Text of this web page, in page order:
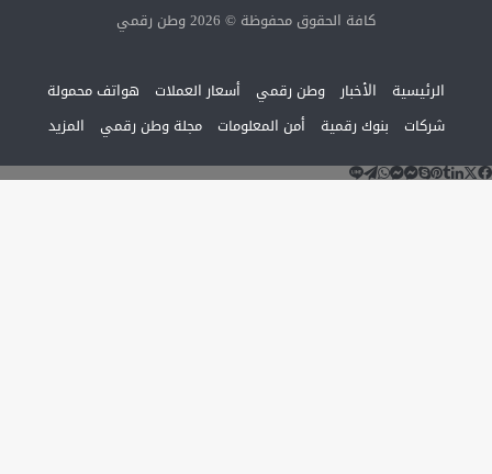
كافة الحقوق محفوظة © 2026 وطن رقمي
الرئيسية الأخبار وطن رقمي أسعار العملات هواتف محمولة
شركات بنوك رقمية أمن المعلومات مجلة وطن رقمي
المزيد
فيسبوك
‫X
لينكدإن
بينتيريست
سكايب
ماسنجر
ماسنجر
واتساب
تيلقرام
لاين